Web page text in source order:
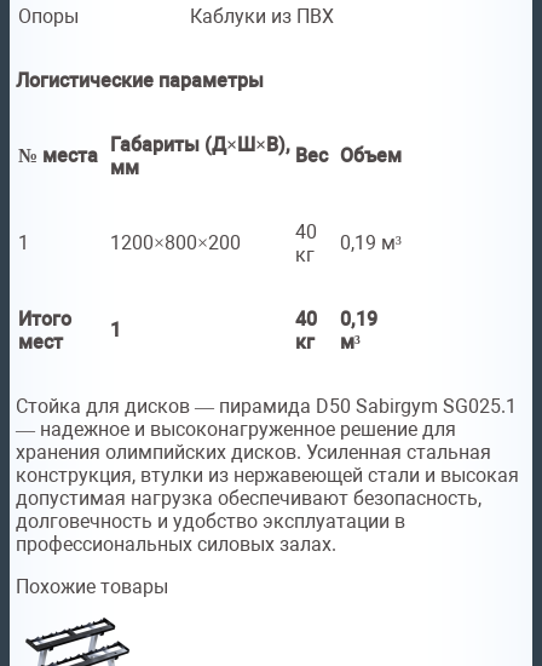
Опоры Каблуки из ПВХ
Логистические параметры
№ места
Габариты (Д×Ш×В),
мм
Вес Объем
1 1200×800×200
40
кг
0,19 м³
Итого
мест
1
40
кг
0,19
м³
Стойка для дисков — пирамида D50 Sabirgym SG025.1
— надежное и высоконагруженное решение для
хранения олимпийских дисков. Усиленная стальная
конструкция, втулки из нержавеющей стали и высокая
допустимая нагрузка обеспечивают безопасность,
долговечность и удобство эксплуатации в
профессиональных силовых залах.
Похожие товары